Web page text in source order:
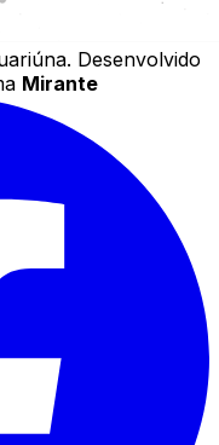
. Desenvolvido
Mirante